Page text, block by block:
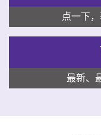
点一下
最新、